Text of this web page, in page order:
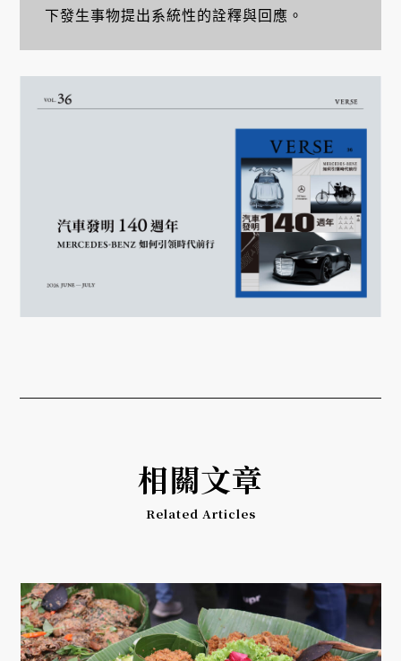
下發生事物提出系統性的詮釋與回應。
相關文章
Related Articles